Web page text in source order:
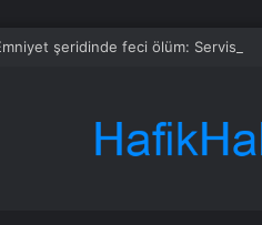
şeridinde feci ölüm: Servis